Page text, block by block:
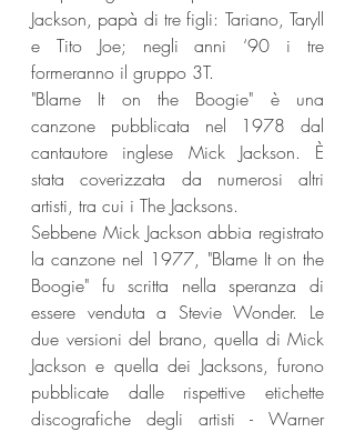
Jackson, papà di tre figli: Tariano, Taryll
e Tito Joe; negli anni ‘90 i tre
formeranno il gruppo 3T.
"Blame It on the Boogie" è una
canzone pubblicata nel 1978 dal
cantautore inglese Mick Jackson. È
stata coverizzata da numerosi altri
artisti, tra cui i The Jacksons.
Sebbene Mick Jackson abbia registrato
la canzone nel 1977, "Blame It on the
Boogie" fu scritta nella speranza di
essere venduta a Stevie Wonder. Le
due versioni del brano, quella di Mick
Jackson e quella dei Jacksons, furono
pubblicate dalle rispettive etichette
discografiche degli artisti - Warner